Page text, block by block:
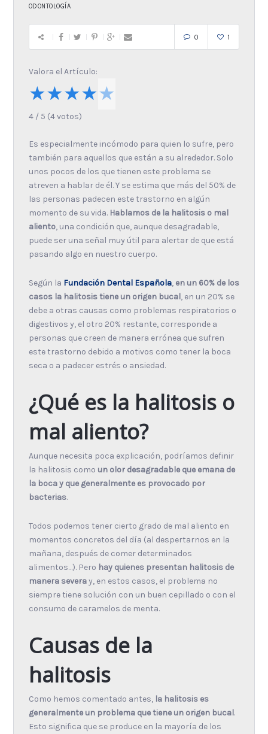
ODONTOLOGÍA
1
0
Valora el Artículo:
★★★★★
4 / 5 (4votos)
Es especialmente incómodo para quien lo sufre, pero
también para aquellos que están a su alrededor. Solo
unos pocos de los que tienen este problema se
atreven a hablar de él. Y se estima que más del 50% de
las personas padecen este trastorno en algún
momento de su vida. Hablamos de la halitosis o mal
aliento, una condición que, aunque desagradable,
puede ser una señal muy útil para alertar de que está
pasando algo en nuestro cuerpo.
Según la Fundación Dental Española, en un 60% de los
casos la halitosis tiene un origen bucal, en un 20% se
debe a otras causas como problemas respiratorios o
digestivos y, el otro 20% restante, corresponde a
personas que creen de manera errónea que sufren
este trastorno debido a motivos como tener la boca
seca o a padecer estrés o ansiedad.
¿Qué es la halitosis o
mal aliento?
Aunque necesita poca explicación, podríamos definir
la halitosis como un olor desagradable que emana de
la boca y que generalmente es provocado por
bacterias.
Todos podemos tener cierto grado de mal aliento en
momentos concretos del día (al despertarnos en la
mañana, después de comer determinados
alimentos…). Pero hay quienes presentan halitosis de
manera severay, en estos casos, el problema no
siempre tiene solución con un buen cepillado o con el
consumo de caramelos de menta.
Causas de la
halitosis
Como hemos comentado antes, la halitosis es
generalmente un problema que tiene un origen bucal.
Esto significa que se produce en la mayoría de los